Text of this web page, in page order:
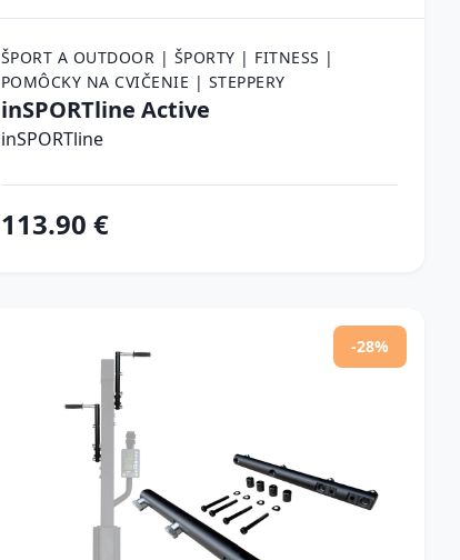
ŠPORT A OUTDOOR | ŠPORTY | FITNESS |
POMÔCKY NA CVIČENIE | STEPPERY
inSPORTline Active
inSPORTline
113.90 €
-28%